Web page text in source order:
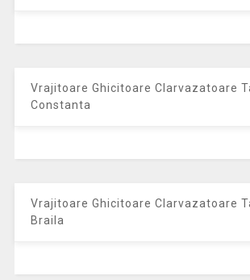
Vrajitoare Ghicitoare Clarvazatoare
Constanta
Vrajitoare Ghicitoare Clarvazatoare
Braila